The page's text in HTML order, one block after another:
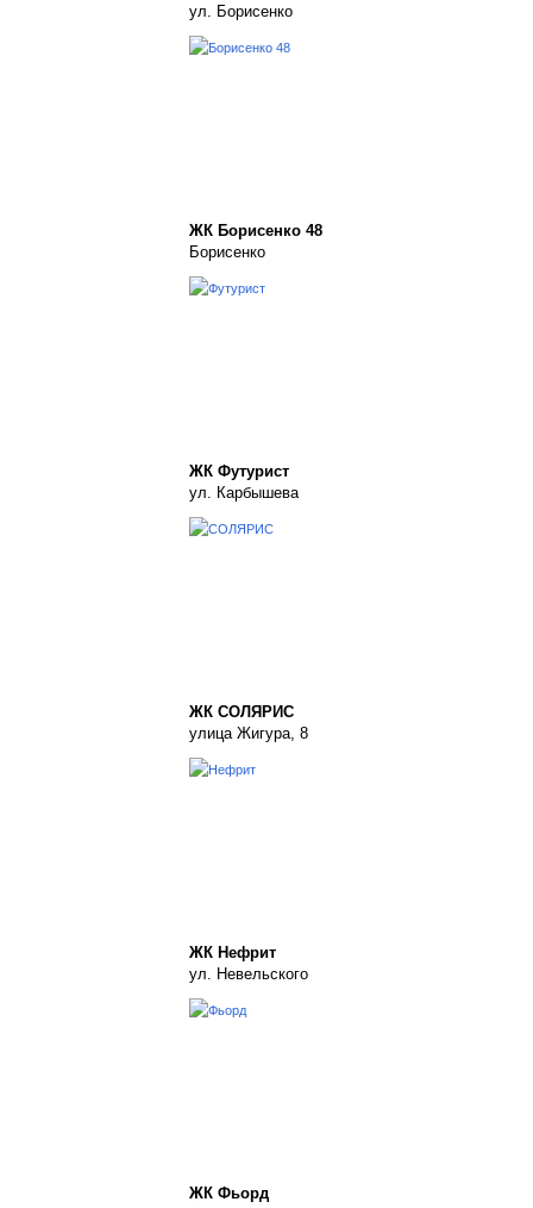
ул. Борисенко
ЖК Борисенко 48
Борисенко
ЖК Футурист
ул. Карбышева
ЖК СОЛЯРИС
улица Жигура, 8
ЖК Нефрит
ул. Невельского
ЖК Фьорд